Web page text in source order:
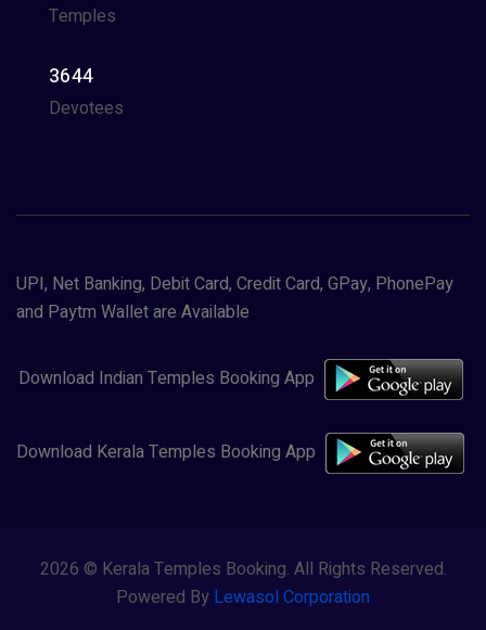
Temples
3644
Devotees
UPI, Net Banking, Debit Card, Credit Card, GPay, PhonePay
and Paytm Wallet are Available
Download Indian Temples Booking App
Download Kerala Temples Booking App
2026 © Kerala Temples Booking. All Rights Reserved.
Powered By Lewasol Corporation